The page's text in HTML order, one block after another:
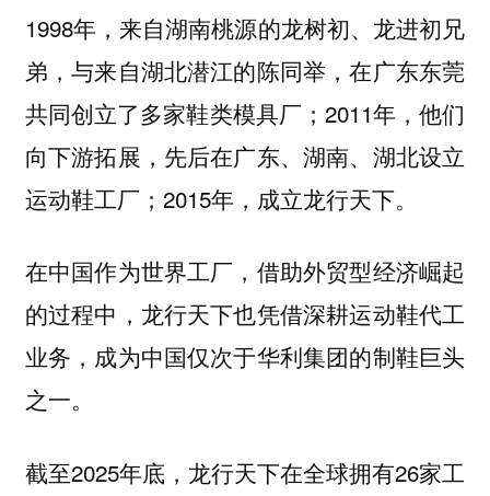
1998年，来自湖南桃源的龙树初、龙进初兄
弟，与来自湖北潜江的陈同举，在广东东莞
共同创立了多家鞋类模具厂；2011年，他们
向下游拓展，先后在广东、湖南、湖北设立
运动鞋工厂；2015年，成立龙行天下。
在中国作为世界工厂，借助外贸型经济崛起
的过程中，龙行天下也凭借深耕运动鞋代工
业务，成为中国仅次于华利集团的制鞋巨头
之一。
截至2025年底，龙行天下在全球拥有26家工